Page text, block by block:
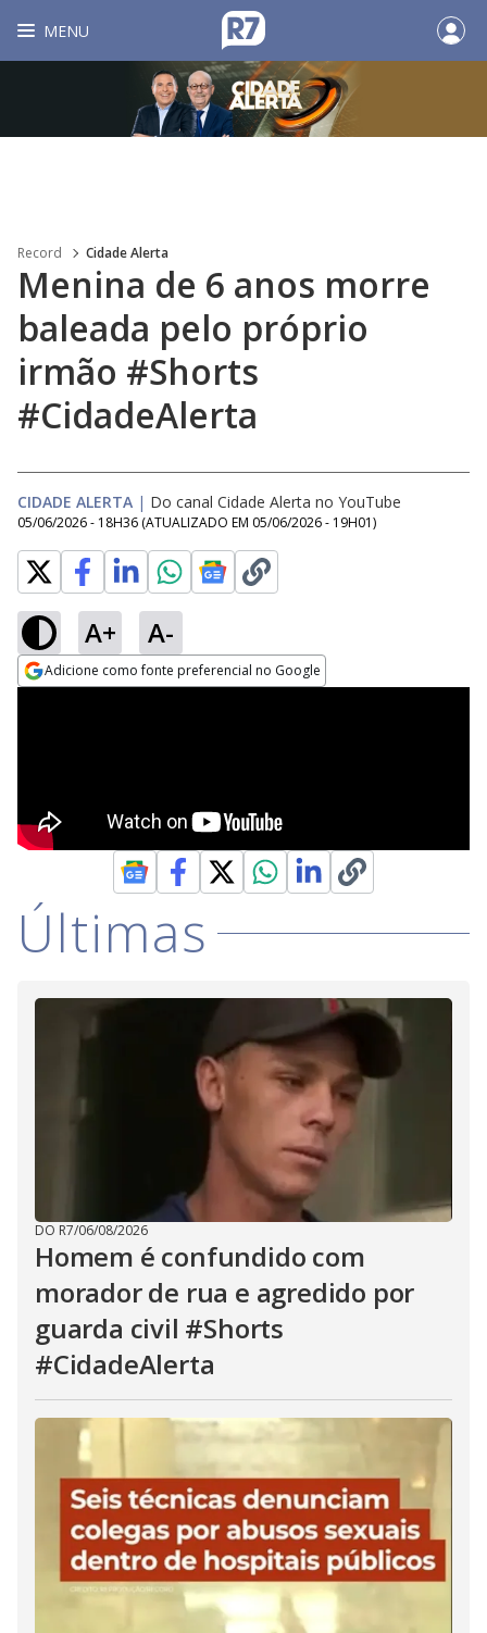
MENU
Record Cidade Alerta
Menina de 6 anos morre
baleada pelo próprio
irmão #Shorts
#CidadeAlerta
CIDADE ALERTA | Do canal Cidade Alerta no YouTube
05/06/2026 - 18H36 (ATUALIZADO EM 05/06/2026 - 19H01)
A+ A-
Adicione como fonte preferencial no Google
Últimas
DO R7/06/08/2026
Homem é confundido com
morador de rua e agredido por
guarda civil #Shorts
#CidadeAlerta